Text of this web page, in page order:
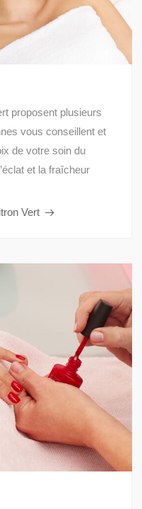
proposent plusieurs
vous conseillent et
de votre soin du
et la fraîcheur
Vert